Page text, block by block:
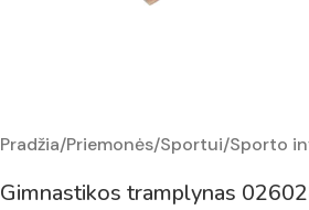
Pradžia/Priemonės/Sportui/Sporto
Gimnastikos tramplynas